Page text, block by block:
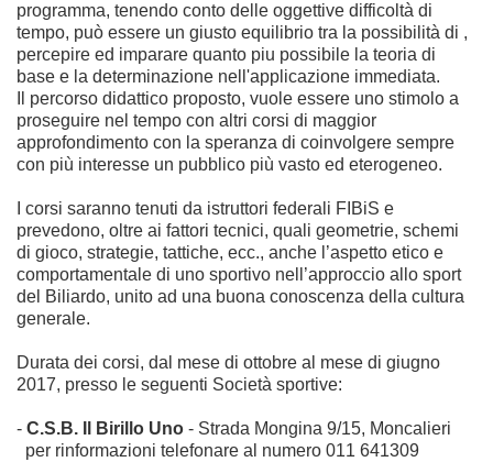
programma, tenendo conto delle oggettive difficoltà di
tempo, può essere un giusto equilibrio tra la possibilità di ,
percepire ed imparare quanto piu possibile la teoria di
base e la determinazione nell'applicazione immediata.
Il percorso didattico proposto, vuole essere uno stimolo a
proseguire nel tempo con altri corsi di maggior
approfondimento con la speranza di coinvolgere sempre
con più interesse un pubblico più vasto ed eterogeneo.
I corsi saranno tenuti da istruttori federali FIBiS e
prevedono, oltre ai fattori tecnici, quali geometrie, schemi
di gioco, strategie, tattiche, ecc., anche l’aspetto etico e
comportamentale di uno sportivo nell’approccio allo sport
del Biliardo, unito ad una buona conoscenza della cultura
generale.
Durata dei corsi, dal mese di ottobre al mese di giugno
2017, presso le seguenti Società sportive:
- C.S.B. Il Birillo Uno - Strada Mongina 9/15, Moncalieri
per rinformazioni telefonare al numero 011 641309